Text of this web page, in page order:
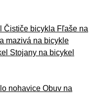
Čističe bicykla Fľaše na
mazivá na bicykle
Stojany na bicykel
nohavice Obuv na